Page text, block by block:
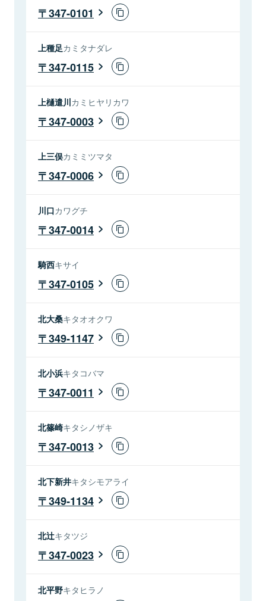
347-0101
上種足カミタナダレ
347-0115
上樋遣川カミヒヤリカワ
347-0003
上三俣カミミツマタ
347-0006
川口カワグチ
347-0014
騎西キサイ
347-0105
北大桑キタオオクワ
349-1147
北小浜キタコバマ
347-0011
北篠崎キタシノザキ
347-0013
北下新井キタシモアライ
349-1134
北辻キタツジ
347-0023
北平野キタヒラノ